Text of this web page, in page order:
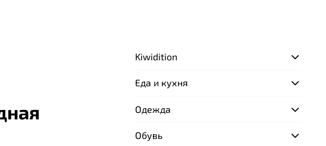
Kiwidition
Еда и кухня
Одежда
Обувь